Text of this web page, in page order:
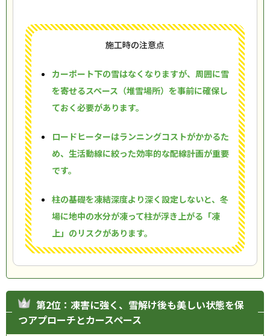
施工時の注意点
カーポート下の雪はなくなりますが、周囲に雪
を寄せるスペース（堆雪場所）を事前に確保し
ておく必要があります。
ロードヒーターはランニングコストがかかるた
め、生活動線に絞った効率的な配線計画が重要
です。
柱の基礎を凍結深度より深く設定しないと、冬
場に地中の水分が凍って柱が浮き上がる「凍
上」のリスクがあります。
第2位：凍害に強く、雪解け後も美しい状態を保
つアプローチとカースペース